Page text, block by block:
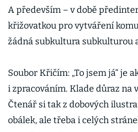
A především – v době
křižovatkou pro vytváření
žádná subkultura subkulturou
Soubor Křičím: „To jsem já“ je
i zpracováním. Klade důraz na
Čtenář si tak z dobových
obálek, ale třeba i celých